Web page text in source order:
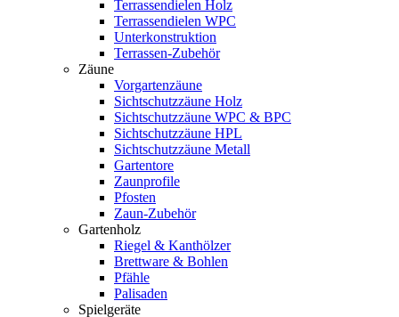
Terrassendielen Holz
Terrassendielen WPC
Unterkonstruktion
Terrassen-Zubehör
Zäune
Vorgartenzäune
Sichtschutzzäune Holz
Sichtschutzzäune WPC & BPC
Sichtschutzzäune HPL
Sichtschutzzäune Metall
Gartentore
Zaunprofile
Pfosten
Zaun-Zubehör
Gartenholz
Riegel & Kanthölzer
Brettware & Bohlen
Pfähle
Palisaden
Spielgeräte